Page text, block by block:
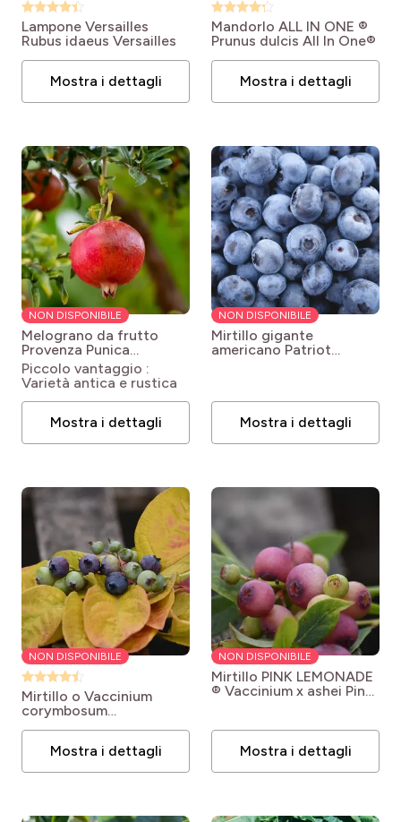
Lampone Versailles
Rubus idaeus Versailles
Mostra i dettagli
Mandorlo ALL IN ONE ®
Prunus dulcis All In One®
Mostra i dettagli
NON DISPONIBILE
Melograno da frutto
Provenza Punica
granatum Provence
Piccolo vantaggio :
Varietà antica e rustica
Mostra i dettagli
NON DISPONIBILE
Mirtillo gigante
americano Patriot
Mostra i dettagli
NON DISPONIBILE
Mirtillo o Vaccinium
corymbosum
corymbosum
Yello!Berryblue®
Mostra i dettagli
NON DISPONIBILE
Mirtillo PINK LEMONADE
® Vaccinium x ashei Pink
Mostra i dettagli